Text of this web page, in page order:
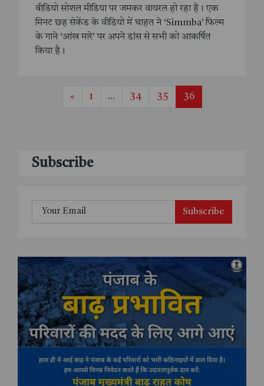
वीडियो सोशल मीडिया पर जमकर वायरल हो रहा है। एक
मिनट छह सेकेंड के वीडियो में चाहत ने ‘Simmba’ फिल्म
के गाने ‘आंख मारे’ पर अपने डांस से सभी को आक​र्षित
किया है।
« 1 ... 34 35 36
Subscribe
Subscribe